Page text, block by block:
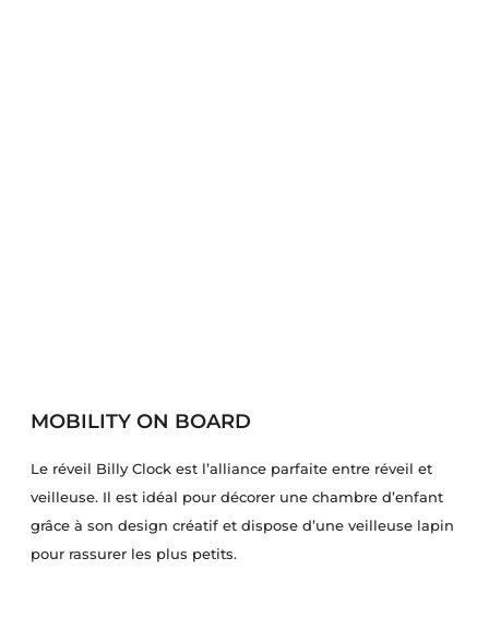
MOBILITY ON BOARD
Le réveil Billy Clock est l’alliance parfaite entre réveil et
veilleuse. Il est idéal pour décorer une chambre d’enfant
grâce à son design créatif et dispose d’une veilleuse lapin
pour rassurer les plus petits.